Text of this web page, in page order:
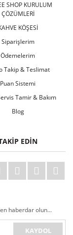
SHOP KURULUM
ÇÖZÜMLERİ
KÖŞESİ
Siparişlerim
Ödemelerim
Takip & Teslimat
Puan Sistemi
Tamir & Bakım
Blog
EDİN
haberdar olun...
KAYDOL